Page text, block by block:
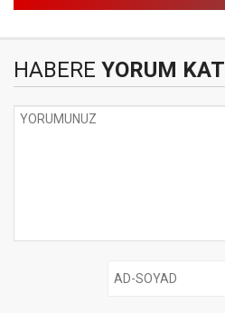
HABERE YORUM KAT